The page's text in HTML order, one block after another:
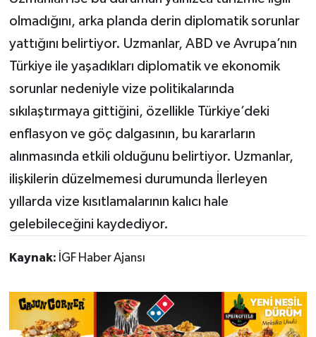
olmadığını, arka planda derin diplomatik sorunlar
yattığını belirtiyor. Uzmanlar, ABD ve Avrupa’nın
Türkiye ile yaşadıkları diplomatik ve ekonomik
sorunlar nedeniyle vize politikalarında
sıkılaştırmaya gittiğini, özellikle Türkiye’deki
enflasyon ve göç dalgasının, bu kararların
alınmasında etkili olduğunu belirtiyor. Uzmanlar,
ilişkilerin düzelmemesi durumunda İlerleyen
yıllarda vize kısıtlamalarının kalıcı hale
gelebileceğini kaydediyor.
Kaynak: İGF Haber Ajansı